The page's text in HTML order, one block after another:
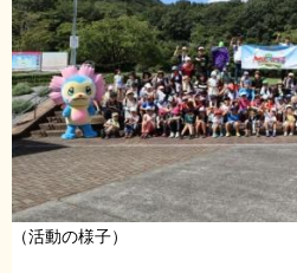
（活動の様子）